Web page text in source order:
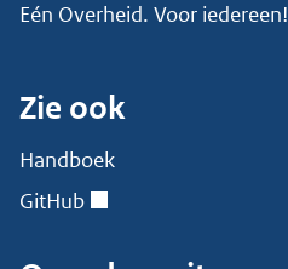
Eén Overheid. Voor iedereen!
Zie ook
Handboek
GitHub